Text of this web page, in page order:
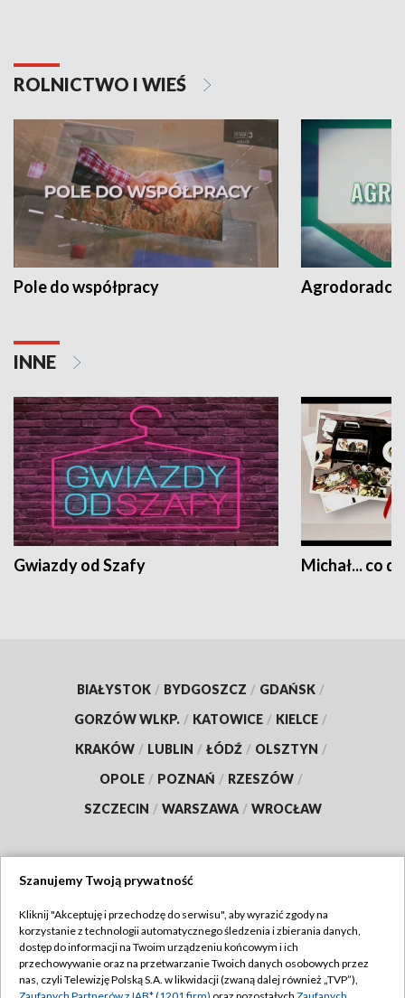
ROLNICTWO I WIEŚ
Pole do współpracy Agrodoradcy
INNE
Gwiazdy od Szafy Michał... co
BIAŁYSTOK / BYDGOSZCZ / GDAŃSK /
GORZÓW WLKP. / KATOWICE / KIELCE /
KRAKÓW / LUBLIN / ŁÓDŹ / OLSZTYN /
OPOLE / POZNAŃ / RZESZÓW /
SZCZECIN / WARSZAWA / WROCŁAW
TVP
Abonament TVP
Emisja w TVP
Regulamin TVP
Szanujemy Twoją prywatność
Kliknij "Akceptuję i przechodzę do serwisu", aby wyrazić zgody na
korzystanie z technologii automatycznego śledzenia i zbierania danych,
dostęp do informacji na Twoim urządzeniu końcowym i ich
przechowywanie oraz na przetwarzanie Twoich danych osobowych przez
nas, czyli Telewizję Polską S.A. w likwidacji (zwaną dalej również „TVP”),